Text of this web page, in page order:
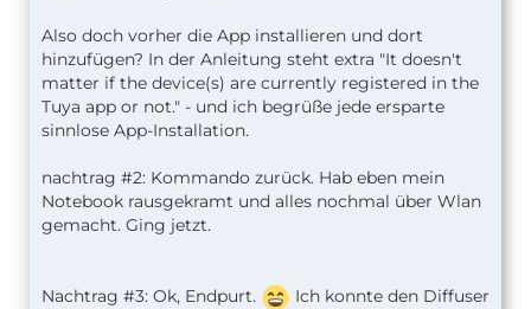
Also doch vorher die App installieren und dort
hinzufügen? In der Anleitung steht extra "It doesn't
matter if the device(s) are currently registered in the
Tuya app or not." - und ich begrüße jede ersparte
sinnlose App-Installation.
nachtrag #2: Kommando zurück. Hab eben mein
Notebook rausgekramt und alles nochmal über Wlan
gemacht. Ging jetzt.
Nachtrag #3: Ok, Endpurt.
Ich konnte den Diffuser